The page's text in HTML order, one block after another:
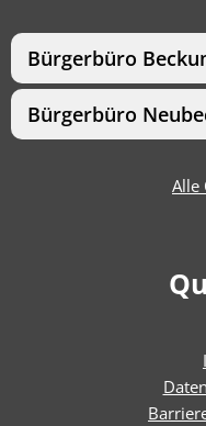
Bürgerbüro
Bürgerbüro
Alle